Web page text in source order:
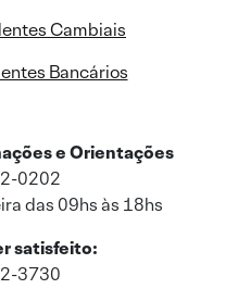
Cambiais
Bancários
e Orientações
0202
das 09hs às 18hs
satisfeito:
3730